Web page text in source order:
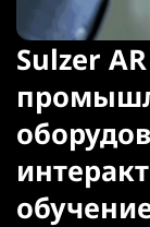
Sulzer